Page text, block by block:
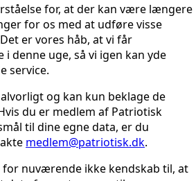
for, at der kan være længere
for os med at udføre visse
er vores håb, at vi får
denne uge, så vi igen kan yde
service.
og kan kun beklage de
du er medlem af Patriotisk
til dine egne data, er du
medlem@patriotisk.dk.
for nuværende ikke kendskab til, at